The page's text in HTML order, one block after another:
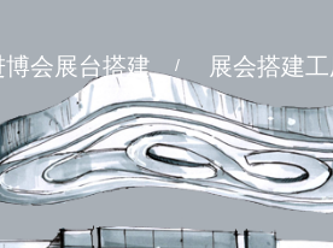
博会展台搭建 / 展会搭建